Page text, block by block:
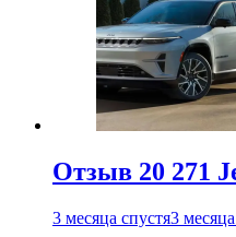
Отзыв 20 271
3 месяца спустя3